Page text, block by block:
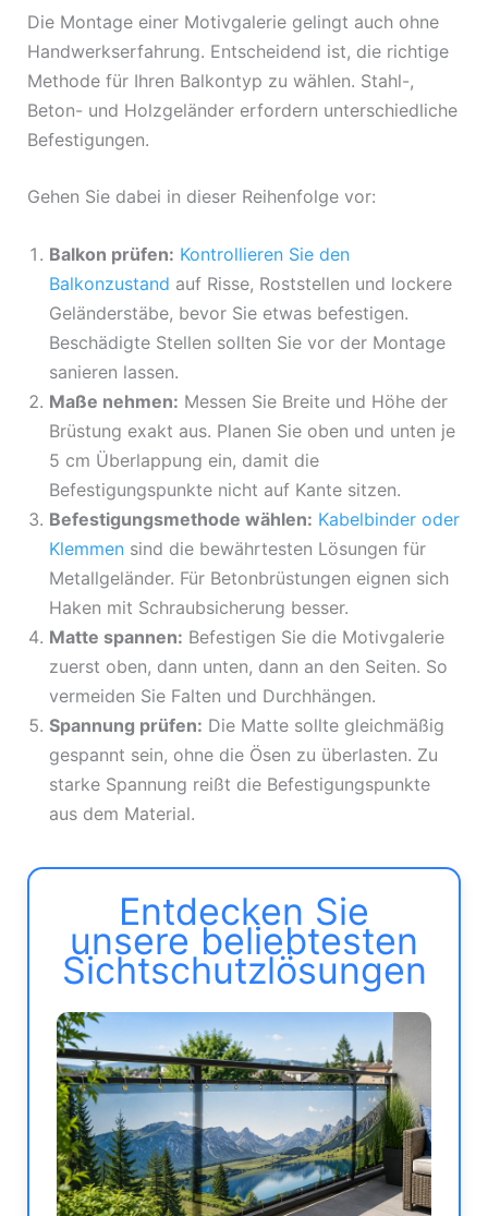
Die Montage einer Motivgalerie gelingt auch ohne
Handwerkserfahrung. Entscheidend ist, die richtige
Methode für Ihren Balkontyp zu wählen. Stahl-,
Beton- und Holzgeländer erfordern unterschiedliche
Befestigungen.
Gehen Sie dabei in dieser Reihenfolge vor:
Balkon prüfen: Kontrollieren Sie den
Balkonzustand auf Risse, Roststellen und lockere
Geländerstäbe, bevor Sie etwas befestigen.
Beschädigte Stellen sollten Sie vor der Montage
sanieren lassen.
Maße nehmen: Messen Sie Breite und Höhe der
Brüstung exakt aus. Planen Sie oben und unten je
5 cm Überlappung ein, damit die
Befestigungspunkte nicht auf Kante sitzen.
Befestigungsmethode wählen: Kabelbinder oder
Klemmensind die bewährtesten Lösungen für
Metallgeländer. Für Betonbrüstungen eignen sich
Haken mit Schraubsicherung besser.
Matte spannen: Befestigen Sie die Motivgalerie
zuerst oben, dann unten, dann an den Seiten. So
vermeiden Sie Falten und Durchhängen.
Spannung prüfen: Die Matte sollte gleichmäßig
gespannt sein, ohne die Ösen zu überlasten. Zu
starke Spannung reißt die Befestigungspunkte
aus dem Material.
Entdecken Sie
unsere beliebtesten
Sichtschutzlösungen